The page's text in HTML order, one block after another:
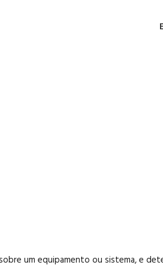
um equipamento ou sistema, e